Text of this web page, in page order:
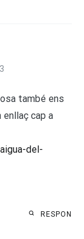
també ens
cap a
del-
RESPON